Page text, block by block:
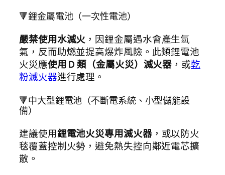
🔻鋰金屬電池（一次性電池）
嚴禁使用水滅火 ，因鋰金屬遇水會產生氫
氣，反而助燃並提高爆炸風險。此類鋰電池
火災應使用 D 類（金屬火災）滅火器 ，或乾
粉滅火器進行處理。
🔻中大型鋰電池（不斷電系統、小型儲能設
備）
建議使用鋰電池火災專用滅火器，或以防火
毯覆蓋控制火勢，避免熱失控向鄰近電芯擴
散。